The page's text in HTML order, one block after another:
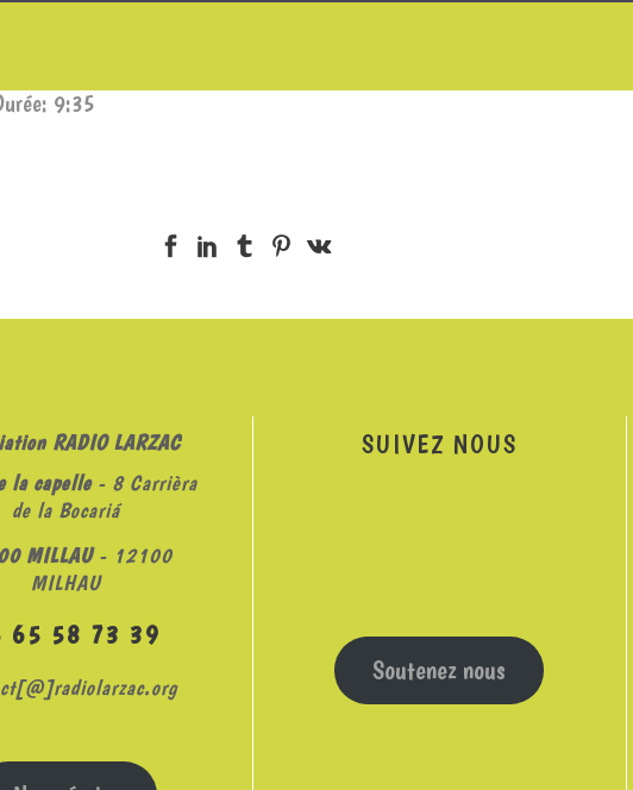
9:35
RADIO LARZAC
la capelle- 8 Carrièra
de la Bocariá
MILLAU- 12100
MILHAU
65 58 73 39
SUIVEZ NOUS
Soutenez nous